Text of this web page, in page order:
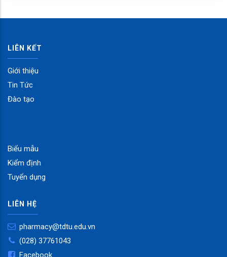
LIÊN KẾT
Giới thiệu
Tin Tức
Đào tạo
Biểu mẫu
Kiểm định
Tuyển dụng
LIÊN HỆ
pharmacy@tdtu.edu.vn
(028) 37761043
Facebook